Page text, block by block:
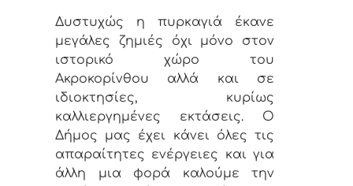
Δυστυχώς η πυρκαγιά έκανε
μεγάλες ζημιές όχι μόνο στον
ιστορικό χώρο του
Ακροκορίνθου αλλά και σε
ιδιοκτησίες, κυρίως
καλλιεργημένες εκτάσεις. Ο
Δήμος μας έχει κάνει όλες τις
απαραίτητες ενέργειες και για
άλλη μια φορά καλούμε την